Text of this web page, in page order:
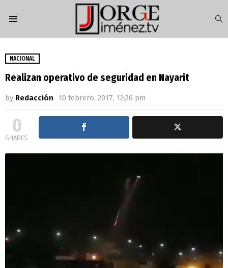
NACIONAL
Realizan operativo de seguridad en Nayarit
by Redacción 10 febrero, 2017, 12:26 pm
0
SHARES